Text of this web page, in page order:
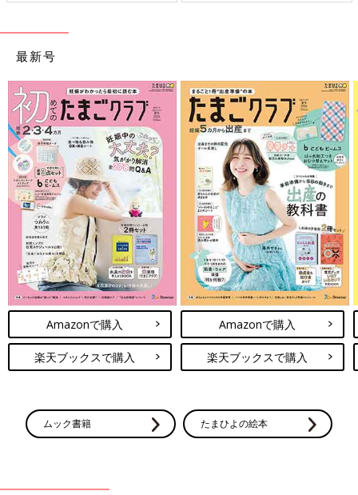
最新号
Amazonで購入
楽天ブックスで購入
Amazonで購入
楽天ブックスで購入
ムック書籍 たまひよの絵本